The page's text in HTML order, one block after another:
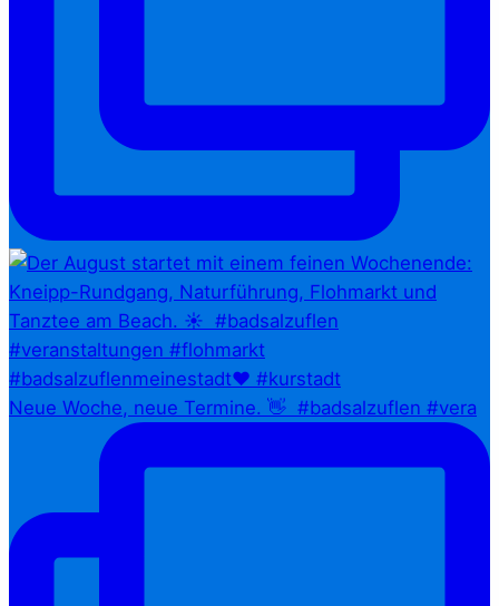
Neue Woche, neue Termine. 👋⁠ ⁠ #badsalzuflen #vera